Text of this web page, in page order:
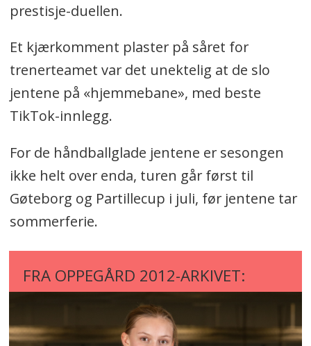
prestisje-duellen.
Et kjærkomment plaster på såret for
trenerteamet var det unektelig at de slo
jentene på «hjemmebane», med beste
TikTok-innlegg.
For de håndballglade jentene er sesongen
ikke helt over enda, turen går først til
Gøteborg og Partillecup i juli, før jentene tar
sommerferie.
FRA OPPEGÅRD 2012-ARKIVET: